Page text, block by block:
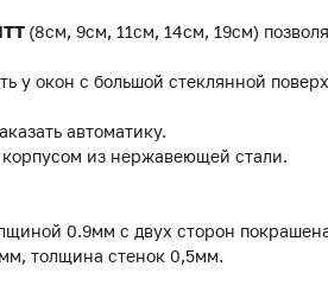
ITT (8см, 9см, 11см, 14см, 19см)
у окон с большой стеклянной
автоматику.
из нержавеющей стали.
0.9мм с двух сторон
толщина стенок 0,5мм.